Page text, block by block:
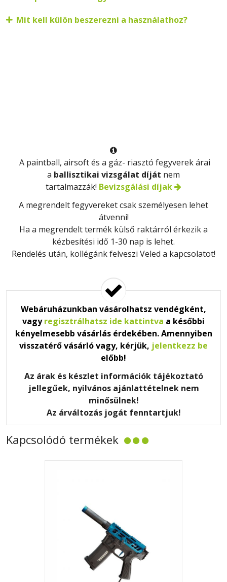
Mit kell külön beszerezni a használathoz?

A paintball, airsoft és a gáz- riasztó fegyverek árai
a ballisztikai vizsgálat díját nem
tartalmazzák! Bevizsgálási díjak
A megrendelt fegyvereket csakszemélyesen lehet
átvenni!
Ha a megrendelt termék külső raktárról érkezik a
kézbesítési idő 1-30 nap is lehet.
Rendelés után, kollégánk felveszi Veled a kapcsolatot!
Webáruházunkban vásárolhatsz vendégként,
vagyregisztrálhatsz ide kattintva a későbbi
kényelmesebb vásárlás érdekében. Amennyiben
visszatérő vásárló vagy, kérjük, jelentkezz be
előbb!
Az árak és készlet információk tájékoztató
jellegűek, nyilvános ajánlattételnek nem
minősülnek!
Az árváltozás jogát fenntartjuk!
Kapcsolódó termékek